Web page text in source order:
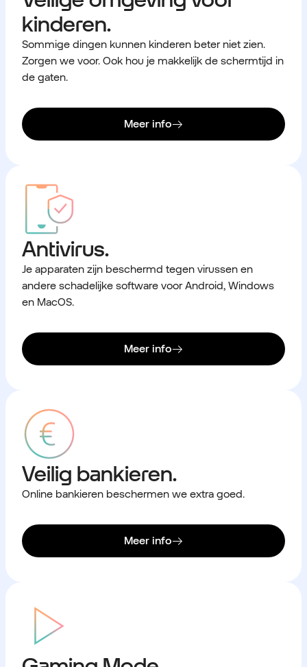
kinderen.
Sommige dingen kunnen kinderen beter niet zien.
Zorgen we voor. Ook hou je makkelijk de schermtijd in
de gaten.
Meer info
Antivirus.
Je apparaten zijn beschermd tegen virussen en
andere schadelijke software voor Android, Windows
en MacOS.
Meer info
Veilig bankieren.
Online bankieren beschermen we extra goed.
Meer info